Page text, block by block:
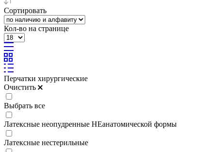
Сортировать
Кол-во на странице
Перчатки хирургические
Очистить
Выбрать все
Латексные неопудренные НЕанатомической формы
Латексные нестерильные